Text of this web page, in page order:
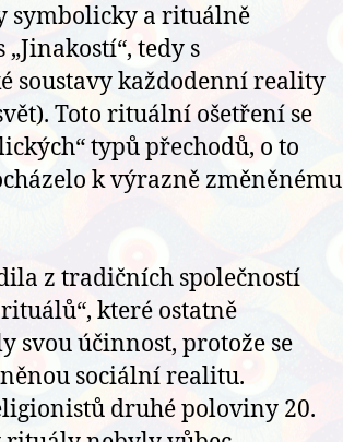
symbolicky a rituálně
tedy s
soustavy každodenní reality
Toto rituální ošetření se
typů přechodů, o to
k výrazně změněnému
z tradičních společností
které ostatně
svou účinnost, protože se
sociální realitu.
druhé poloviny 20.